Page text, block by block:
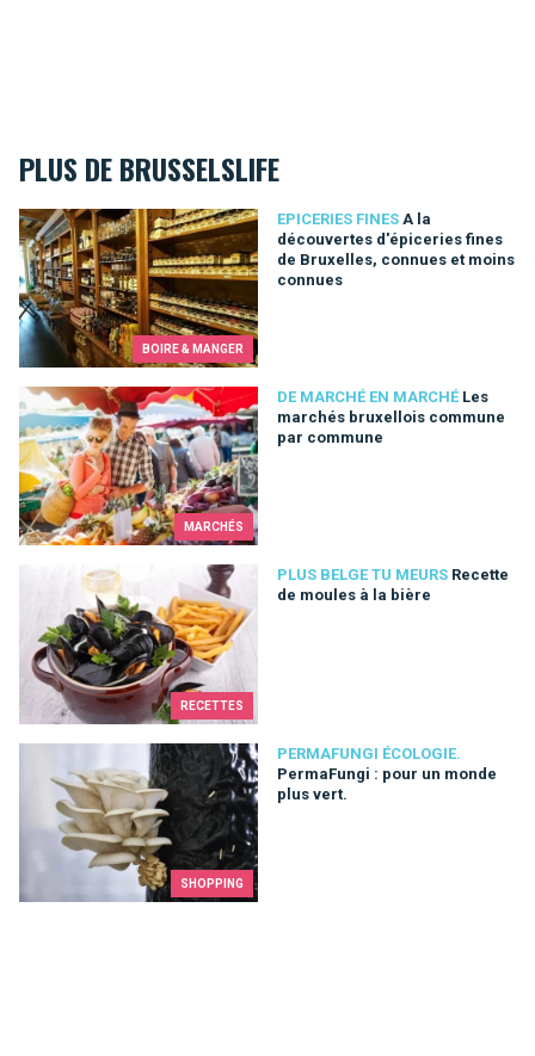
PLUS DE BRUSSELSLIFE
BOIRE & MANGER
EPICERIES FINES A la
découvertes d'épiceries fines
de Bruxelles, connues et moins
connues
A la découvertes d'épiceries fines de Bruxelles, connues et
MARCHÉS
DE MARCHÉ EN MARCHÉ Les
marchés bruxellois commune
par commune
Les marchés bruxellois commune par commune
RECETTES
PLUS BELGE TU MEURS Recette
de moules à la bière
Recette de moules à la bière
SHOPPING
PERMAFUNGI ÉCOLOGIE.
PermaFungi : pour un monde
plus vert.
PermaFungi : pour un monde plus vert.